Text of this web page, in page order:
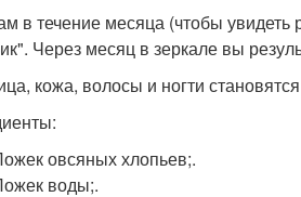
в течение месяца (чтобы увидеть
Через месяц в зеркале вы
кожа, волосы и ногти
овсяных хлопьев;.
воды;.